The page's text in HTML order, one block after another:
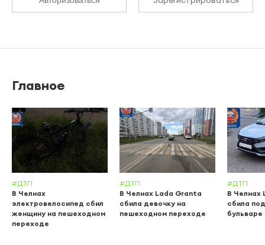
Главное
#ДТП
В Челнах
электровелосипед сбил
женщину на пешеходном
переходе
#ДТП
В Челнах Lada Granta
сбила девочку на
пешеходном переходе
#ДТП
В Челнах
сбила